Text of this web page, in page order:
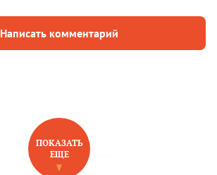
Написать комментарий
НОВОЕ НА САЙТЕ
ПОКАЗАТЬ
ЕЩЕ